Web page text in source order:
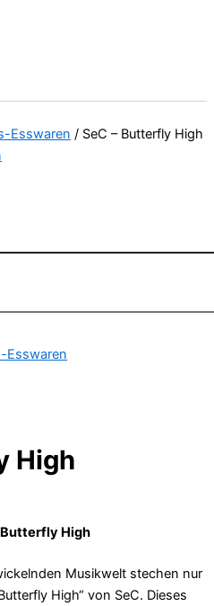
Esswaren / SeC – Butterfly High
Esswaren
High
Butterfly High
Musikwelt stechen nur
High“ von SeC. Dieses